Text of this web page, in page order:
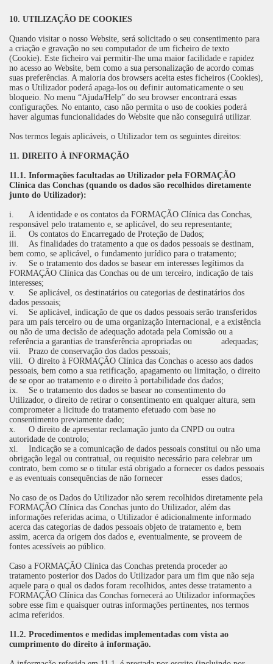
10. UTILIZAÇÃO DE COOKIES
Quando visitar o nosso Website, será solicitado o seu consentimento para
a criação e gravação no seu computador de um ficheiro de texto
(Cookie). Este ficheiro vai permitir-lhe uma maior facilidade e rapidez
no acesso ao Website, bem como a sua personalização de acordo comas
suas preferências. A maioria dos browsers aceita estes ficheiros (Cookies),
mas o Utilizador poderá apaga-los ou definir automaticamente o seu
bloqueio. No menu “Ajuda/Help” do seu browser encontrará essas
configurações. No entanto, caso não permita o uso de cookies poderá
haver algumas funcionalidades do Website que não conseguirá utilizar.
Nos termos legais aplicáveis, o Utilizador tem os seguintes direitos:
11. DIREITO À INFORMAÇÃO
11.1. Informações facultadas ao Utilizador pela FORMAÇÃO
Clínica das Conchas (quando os dados são recolhidos diretamente
junto do Utilizador):
i.
A identidade e os contatos da FORMAÇÃO Clínica das Conchas,
responsável pelo tratamento e, se aplicável, do seu representante;
ii.
Os contatos do Encarregado de Proteção de Dados;
iii.
As finalidades do tratamento a que os dados pessoais se destinam,
bem como, se aplicável, o fundamento jurídico para o tratamento;
iv.
Se o tratamento dos dados se basear em interesses legítimos da
FORMAÇÃO Clínica das Conchas ou de um terceiro, indicação de tais
interesses;
v.
Se aplicável, os destinatários ou categorias de destinatários dos
dados pessoais;
vi.
Se aplicável, indicação de que os dados pessoais serão transferidos
para um país terceiro ou de uma organização internacional, e a existência
ou não de uma decisão de adequação adotada pela Comissão ou a
referência a garantias de transferência apropriadas ou adequadas;
vii.
Prazo de conservação dos dados pessoais;
viii.
O direito à FORMAÇÃO Clínica das Conchas o acesso aos dados
pessoais, bem como a sua retificação, apagamento ou limitação, o direito
de se opor ao tratamento e o direito à portabilidade dos dados;
ix.
Se o tratamento dos dados se basear no consentimento do
Utilizador, o direito de retirar o consentimento em qualquer altura, sem
comprometer a licitude do tratamento efetuado com base no
consentimento previamente dado;
x.
O direito de apresentar reclamação junto da CNPD ou outra
autoridade de controlo;
xi.
Indicação se a comunicação de dados pessoais constitui ou não uma
obrigação legal ou contratual, ou requisito necessário para celebrar um
contrato, bem como se o titular está obrigado a fornecer os dados pessoais
e as eventuais consequências de não fornecer esses dados;
No caso de os Dados do Utilizador não serem recolhidos diretamente pela
FORMAÇÃO Clínica das Conchas junto do Utilizador, além das
informações referidas acima, o Utilizador é adicionalmente informado
acerca das categorias de dados pessoais objeto de tratamento e, bem
assim, acerca da origem dos dados e, eventualmente, se proveem de
fontes acessíveis ao público.
Caso a FORMAÇÃO Clínica das Conchas pretenda proceder ao
tratamento posterior dos Dados do Utilizador para um fim que não seja
aquele para o qual os dados foram recolhidos, antes desse tratamento a
FORMAÇÃO Clínica das Conchas fornecerá ao Utilizador informações
sobre esse fim e quaisquer outras informações pertinentes, nos termos
acima referidos.
11.2. Procedimentos e medidas implementadas com vista ao
cumprimento do direito à informação.